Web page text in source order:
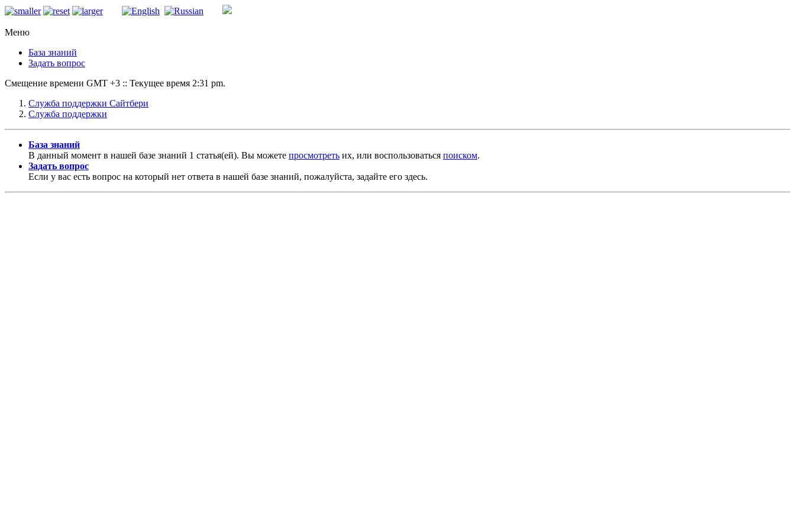
Меню
База знаний
Задать вопрос
Смещение времени GMT +3 :: Текущее время 2:31 pm.
Служба поддержки Сайтбери
Служба поддержки
База знаний
В данный момент в нашей базе знаний 1 статья(ей). Вы можете просмотреть их, или воспользоваться поиском.
Задать вопрос
Если у вас есть вопрос на который нет ответа в нашей базе знаний, пожалуйста, задайте его здесь.